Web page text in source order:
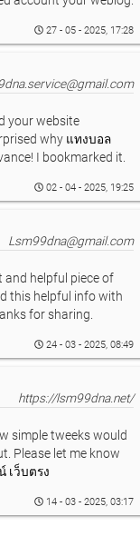
27 - 05 - 2025, 17:28
your website
why แทงบอล
I bookmarked it.
02 - 04 - 2025, 19:25
Lsm99dna@gmail.com
and helpful piece of
this helpful info with
for sharing.
24 - 03 - 2025, 08:49
https://lsm99dna.net/
simple tweeks would
Please let me know
เว็บตรง
14 - 03 - 2025, 03:17